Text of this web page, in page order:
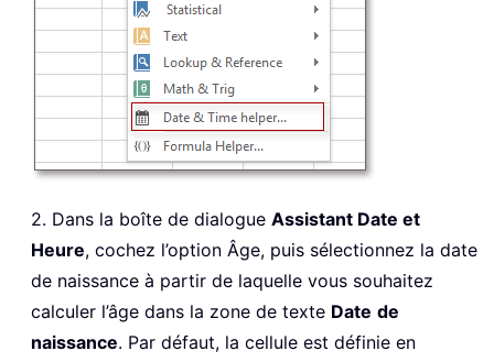
2. Dans la boîte de dialogue Assistant Date et
Heure, cochez l’option Âge, puis sélectionnez la date
de naissance à partir de laquelle vous souhaitez
calculer l’âge dans la zone de texte Date de
naissance. Par défaut, la cellule est définie en